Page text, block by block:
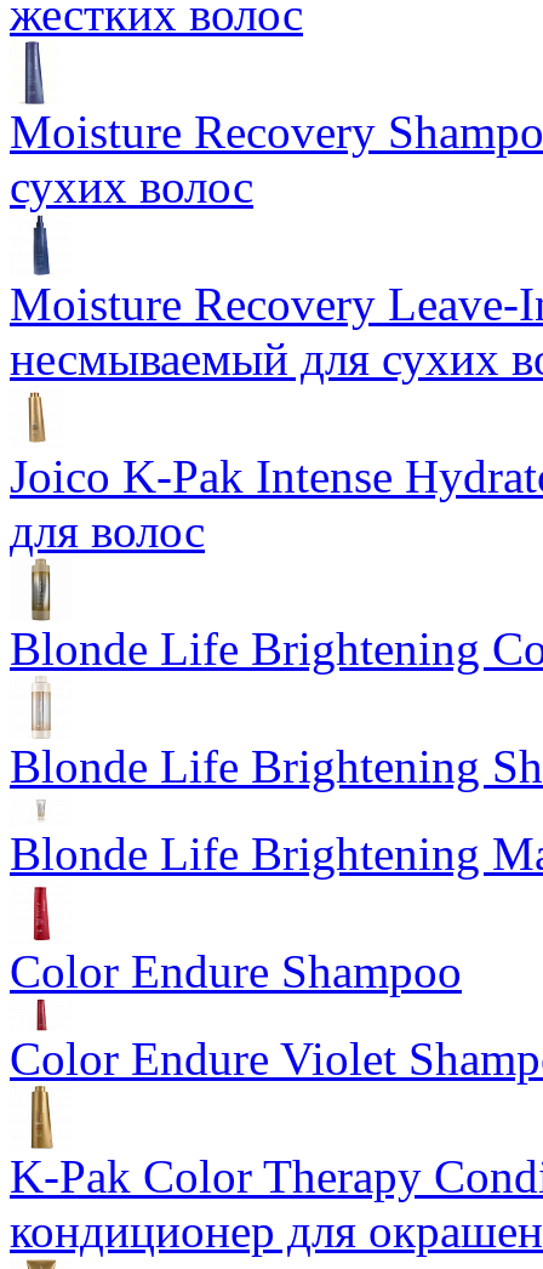
жестких волос
Moisture Recovery
сухих волос
Moisture Recovery
несмываемый для сухих
Joico K-Pak Intense
для волос
Blonde Life Brightening
Blonde Life Brightening
Blonde Life Brightening
Color Endure Shampoo
Color Endure Violet
K-Pak Color Therapy
кондиционер для